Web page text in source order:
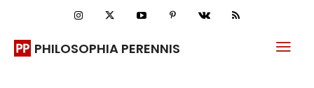
PHILOSOPHIA PERENNIS